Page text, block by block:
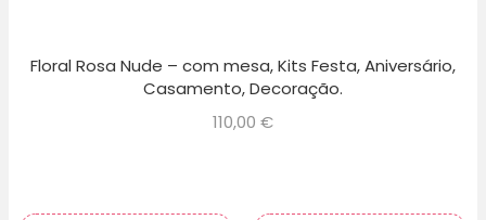
Floral Rosa Nude – com mesa, Kits Festa, Aniversário,
Casamento, Decoração.
110,00 €